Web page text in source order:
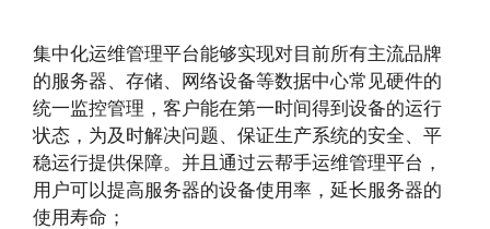
集中化运维管理平台能够实现对目前所有主流品牌
的服务器、存储、网络设备等数据中心常见硬件的
统一监控管理，客户能在第一时间得到设备的运行
状态，为及时解决问题、保证生产系统的安全、平
稳运行提供保障。并且通过云帮手运维管理平台，
用户可以提高服务器的设备使用率，延长服务器的
使用寿命；